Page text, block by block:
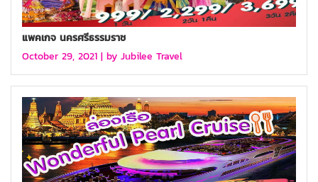
แพคเกจ นครศรีธรรมราช
October 29, 2021 | by Jubilee Travel